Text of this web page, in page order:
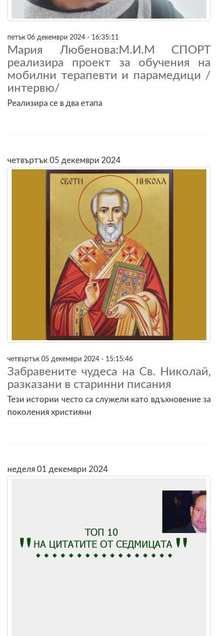
петък 06 декември 2024 - 16:35:11
Мария Любенова:М.И.М СПОРТ
реализира проект за обучения на
мобилни терапевти и парамедици /
интервю/
Реализира се в два етапа
четвъртък 05 декември 2024
четвъртък 05 декември 2024 - 15:15:46
Забравените чудеса на Св. Николай,
разказани в старинни писания
Тези истории често са служели като вдъхновение за
поколения християни
неделя 01 декември 2024